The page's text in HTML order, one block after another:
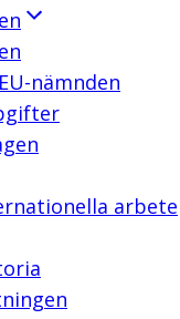
nämnden
arbete